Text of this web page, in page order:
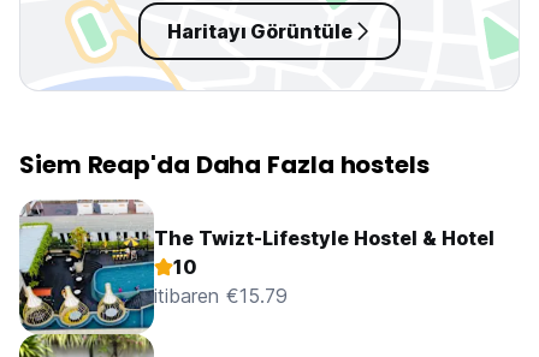
Haritayı Görüntüle
Siem Reap'da Daha Fazla hostels
The Twizt-Lifestyle Hostel & Hotel
10
itibaren €15.79